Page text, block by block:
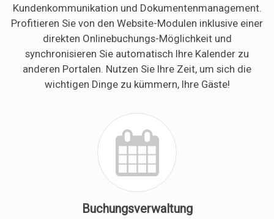
Kundenkommunikation und Dokumentenmanagement.
Profitieren Sie von den Website-Modulen inklusive einer
direkten Onlinebuchungs-Möglichkeit und
synchronisieren Sie automatisch Ihre Kalender zu
anderen Portalen. Nutzen Sie Ihre Zeit, um sich die
wichtigen Dinge zu kümmern, Ihre Gäste!
Buchungsverwaltung